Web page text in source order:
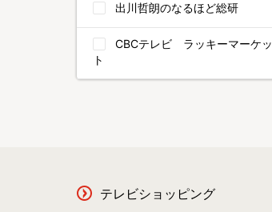
出川哲朗のなるほど総研
CBCテレビ ラッキーマーケッ
ト
テレビショッピング